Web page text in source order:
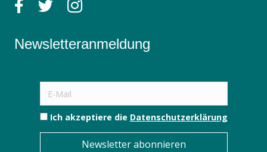
Newsletteranmeldung
Ich akzeptiere die Datenschutzerklärung
Newsletter abonnieren